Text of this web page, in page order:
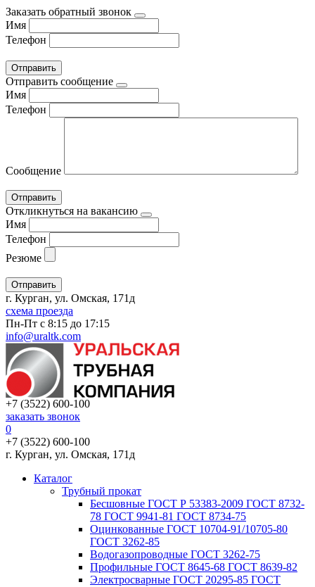
Заказать обратный звонок
Имя
Телефон
Отправить сообщение
Имя
Телефон
Сообщение
Откликнуться на вакансию
Имя
Телефон
Резюме
г. Курган, ул. Омская, 171д
схема проезда
Пн-Пт с 8:15 до 17:15
info@uraltk.com
+7 (3522) 600-100
заказать звонок
0
+7 (3522) 600-100
г. Курган, ул. Омская, 171д
Каталог
Трубный прокат
Беcшовные ГОСТ Р 53383-2009 ГОСТ 8732-
78 ГОСТ 9941-81 ГОСТ 8734-75
Оцинкованные ГОСТ 10704-91/10705-80
ГОСТ 3262-85
Водогазопроводные ГОСТ 3262-75
Профильные ГОСТ 8645-68 ГОСТ 8639-82
Электросварные ГОСТ 20295-85 ГОСТ